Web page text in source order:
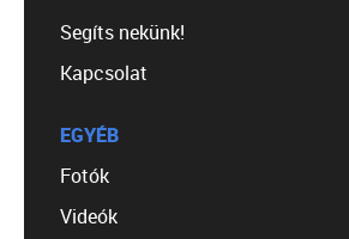
Segíts nekünk!
Kapcsolat
EGYÉB
Fotók
Videók